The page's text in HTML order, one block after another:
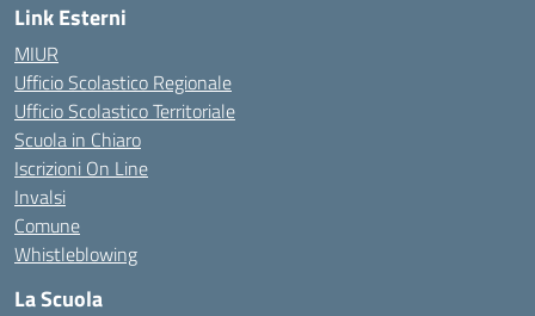
Link Esterni
MIUR
Ufficio Scolastico Regionale
Ufficio Scolastico Territoriale
Scuola in Chiaro
Iscrizioni On Line
Invalsi
Comune
Whistleblowing
La Scuola